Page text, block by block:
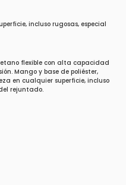
incluso rugosas, especial
flexible con alta capacidad
Mango y base de poliéster,
en cualquier superficie, incluso
rejuntado.